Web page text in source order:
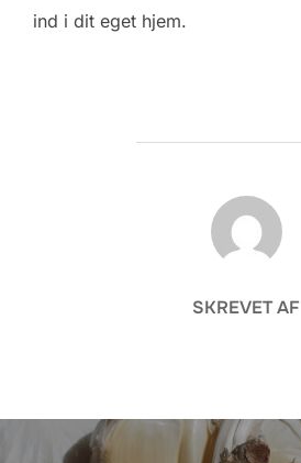
ind i dit eget hjem.
FORFATTER
SKREVET AF
Indlægsnavigation